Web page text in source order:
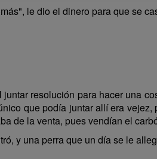
le dio el dinero para que se
resolución para hacer una
que podía juntar allí era
de la venta, pues vendían el
y una perra que un día se le